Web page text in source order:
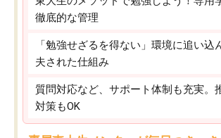
徹底的な管理
「勉強せざるを得ない」環境に追い込
夫された仕組み
質問対応など、サポート体制も充実。
対策もOK